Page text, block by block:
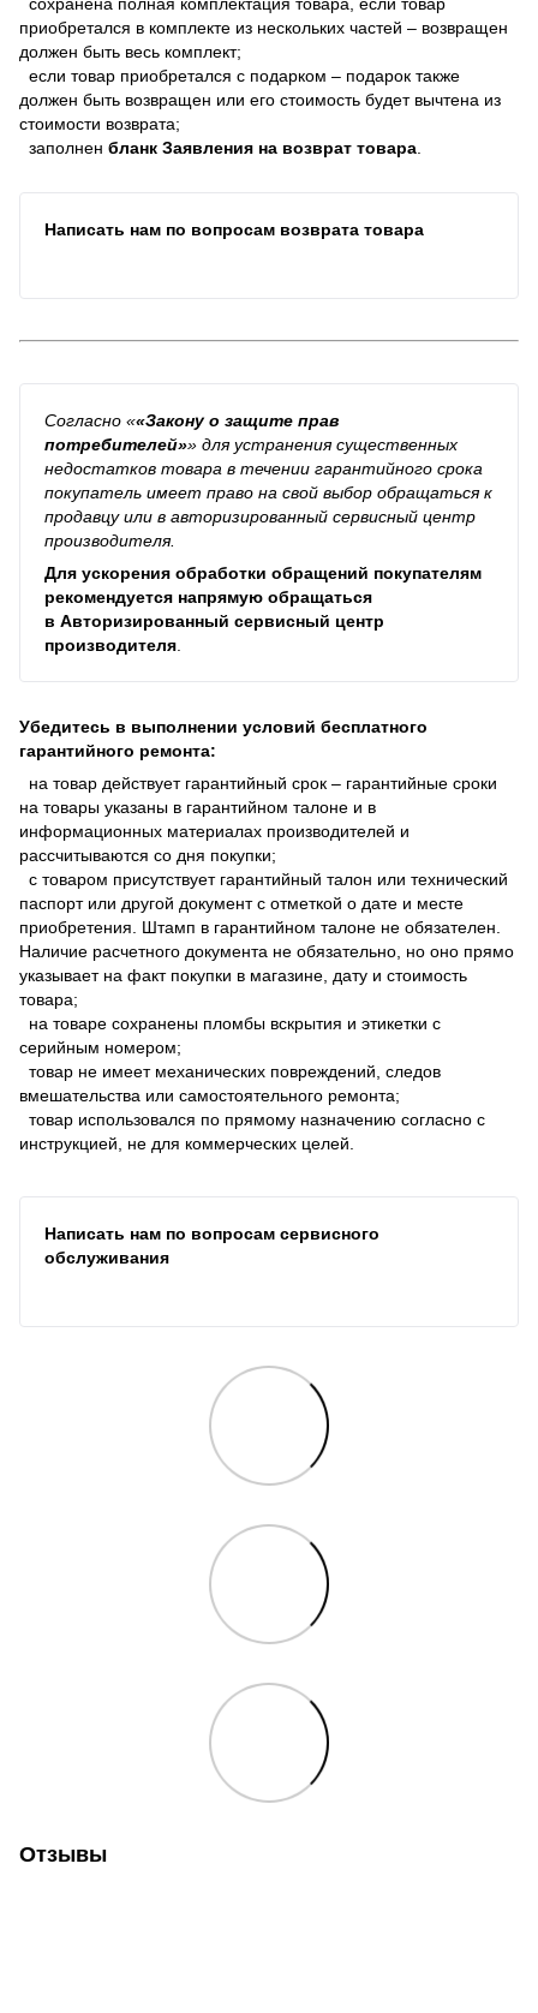
приобретался в комплекте из нескольких частей – возвращен
должен быть весь комплект;
если товар приобретался с подарком – подарок также
должен быть возвращен или его стоимость будет вычтена из
стоимости возврата;
заполнен бланк Заявления на возврат товара
Написать нам по вопросам возврата товара
Согласно ««Закону о защите прав
потребителей»» для устранения существенных
недостатков товара в течении гарантийного срока
покупатель имеет право на свой выбор обращаться к
продавцу или в авторизированный сервисный центр
производителя.
Для ускорения обработки обращений покупателям
рекомендуется напрямую обращаться
в Авторизированный сервисный центр
производителя
Убедитесь в выполнении условий бесплатного
гарантийного ремонта:
на товар действует гарантийный срок – гарантийные сроки
на товары указаны в гарантийном талоне и в
информационных материалах производителей и
рассчитываются со дня покупки;
с товаром присутствует гарантийный талон или технический
паспорт или другой документ с отметкой о дате и месте
приобретения. Штамп в гарантийном талоне не обязателен.
Наличие расчетного документа не обязательно, но оно прямо
указывает на факт покупки в магазине, дату и стоимость
товара;
на товаре сохранены пломбы вскрытия и этикетки с
серийным номером;
товар не имеет механических повреждений, следов
вмешательства или самостоятельного ремонта;
товар использовался по прямому назначению согласно с
инструкцией, не для коммерческих целей.
Написать нам по вопросам сервисного
обслуживания
Отзывы